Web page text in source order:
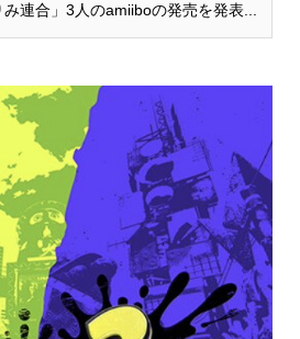
み連合」3人のamiiboの発売を発表...